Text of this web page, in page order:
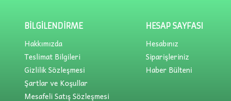
BILGILENDIRME
Hakkımızda
Teslimat Bilgileri
Gizlilik Sözleşmesi
Şartlar ve Koşullar
Mesafeli Satış Sözleşmesi
HESAP SAYFASI
Hesabınız
Siparişleriniz
Haber Bülteni